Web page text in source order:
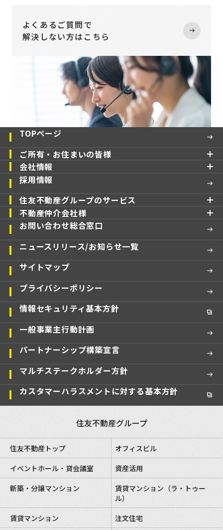
よくあるご質問で
解決しない方はこちら
TOPページ
ご所有・お住まいの皆様
会社情報
採用情報
住友不動産グループのサービス
不動産仲介会社様
お問い合わせ総合窓口
ニュースリリース/お知らせ一覧
サイトマップ
プライバシーポリシー
情報セキュリティ基本方針
一般事業主行動計画
パートナーシップ構築宣言
マルチステークホルダー方針
カスタマーハラスメントに対する基本方針
住友不動産グループ
住友不動産トップ
オフィスビル
イベントホール・貸会議室
資産活用
新築・分譲マンション
賃貸マンション（ラ・トゥー
ル）
賃貸マンション
注文住宅